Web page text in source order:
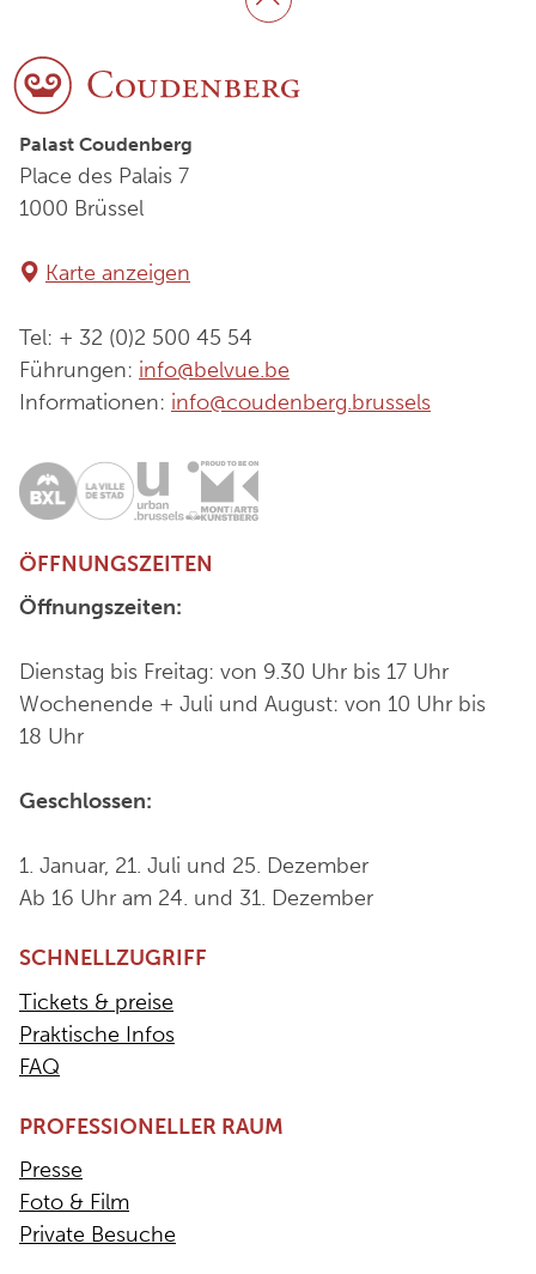
Zurück zum Anfang
Palast Coudenberg
Place des Palais 7
1000 Brüssel
Karte anzeigen
Tel: + 32 (0)2 500 45 54
Führungen: info@belvue.be
Informationen: info@coudenberg.brussels
ÖFFNUNGSZEITEN
Öffnungszeiten:
Dienstag bis Freitag: von 9.30 Uhr bis 17 Uhr
Wochenende + Juli und August: von 10 Uhr bis
18 Uhr
Geschlossen:
1. Januar, 21. Juli und 25. Dezember
Ab 16 Uhr am 24. und 31. Dezember
SCHNELLZUGRIFF
Tickets & preise
Praktische Infos
FAQ
PROFESSIONELLER RAUM
Presse
Foto & Film
Private Besuche